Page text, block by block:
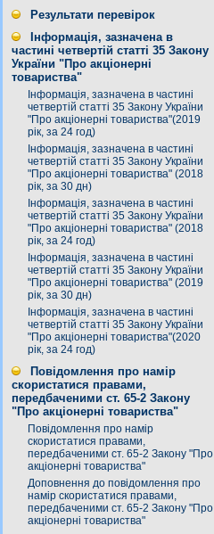
Результати перевірок
Інформація, зазначена в
частині четвертій статті 35 Закону
України "Про акціонерні
товариства"
Інформація, зазначена в частині
четвертій статті 35 Закону України
"Про акціонерні товариства"(2019
рік, за 24 год)
Інформація, зазначена в частині
четвертій статті 35 Закону України
"Про акціонерні товариства" (2018
рік, за 30 дн)
Інформація, зазначена в частині
четвертій статті 35 Закону України
"Про акціонерні товариства" (2018
рік, за 24 год)
Інформація, зазначена в частині
четвертій статті 35 Закону України
"Про акціонерні товариства" (2019
рік, за 30 дн)
Інформація, зазначена в частині
четвертій статті 35 Закону України
"Про акціонерні товариства"(2020
рік, за 24 год)
Повідомлення про намір
скористатися правами,
передбаченими ст. 65-2 Закону
"Про акціонерні товариства"
Повідомлення про намір
скористатися правами,
передбаченими ст. 65-2 Закону "Про
акціонерні товариства"
Доповнення до повідомлення про
намір скористатися правами,
передбаченими ст. 65-2 Закону "Про
акціонерні товариства"